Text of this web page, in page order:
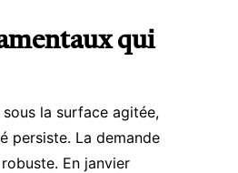
qui
la surface agitée,
persiste. La demande
En janvier